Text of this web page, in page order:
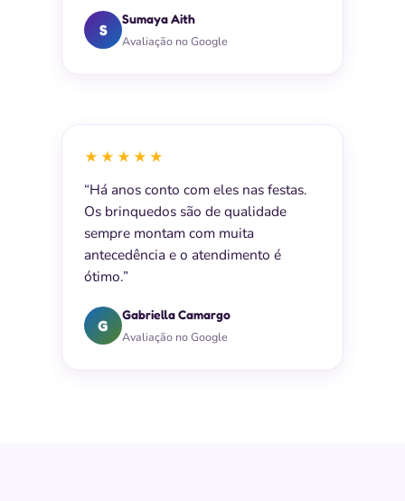
S
Sumaya Aith
Avaliação no Google
★★★★★
“Há anos conto com eles nas festas.
Os brinquedos são de qualidade
sempre montam com muita
antecedência e o atendimento é
ótimo.”
G
Gabriella Camargo
Avaliação no Google